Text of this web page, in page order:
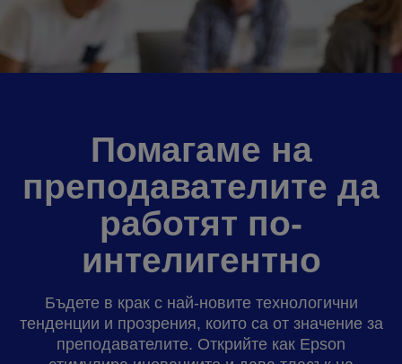
Помагаме на
преподавателите да
работят по-
интелигентно
Бъдете в крак с най-новите технологични
тенденции и прозрения, които са от значение за
преподавателите. Открийте как Epson